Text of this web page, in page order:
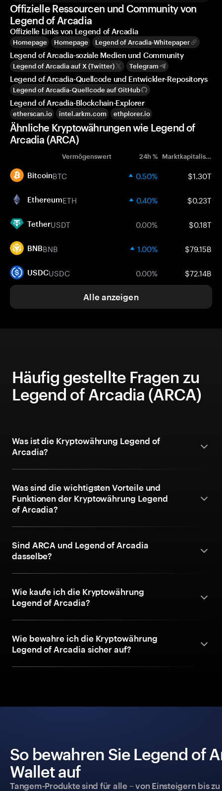
Offizielle Ressourcen und Community von
Legend of Arcadia
Offizielle Links von Legend of Arcadia
Homepage Homepage Legend of Arcadia-Whitepaper
Legend of Arcadia-soziale Medien und Community
Legend of Arcadia auf X (Twitter) Telegram
Legend of Arcadia-Quellcode und Entwickler-Repositorys
Legend of Arcadia-Quellcode auf GitHub
Legend of Arcadia-Blockchain-Explorer
etherscan.io intel.arkm.com ethplorer.io
Ähnliche Kryptowährungen wie Legend of
Arcadia (ARCA)
Vermögenswert 24h % Marktkapitalisierung
BitcoinBTC 0.50% $1.30T
EthereumETH 0.40% $0.23T
TetherUSDT 0.00% $0.18T
BNBBNB 1.00% $79.15B
USDCUSDC 0.00% $72.14B
Alle anzeigen
Häufig gestellte Fragen zu
Legend of Arcadia (ARCA)
Was ist die Kryptowährung Legend of
Arcadia?
Was sind die wichtigsten Vorteile und
Funktionen der Kryptowährung Legend
of Arcadia?
Sind ARCA und Legend of Arcadia
dasselbe?
Wie kaufe ich die Kryptowährung
Legend of Arcadia?
Wie bewahre ich die Kryptowährung
Legend of Arcadia sicher auf?
So bewahren Sie Legend of
Wallet auf
Tangem-Produkte sind für alle – von Einsteigern bis